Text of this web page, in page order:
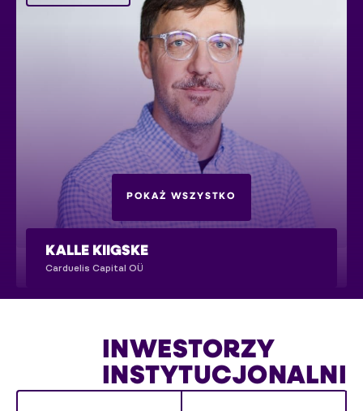
KALLE KIIGSKE
Carduelis Capital OÜ
ZAŁOŻYCIEL
POKAŻ WSZYSTKO
INWESTORZY
INSTYTUCJONALNI